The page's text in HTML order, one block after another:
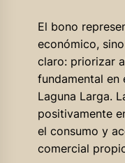
El bono
económico,
claro: priorizar
fundamental en
Laguna Larga.
positivamente
el consumo y
comercial